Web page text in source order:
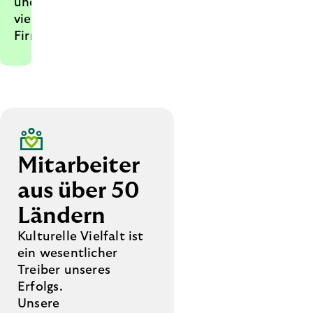
und
vielfältige
Firmenkultur.
Mitarbeiter
aus über 50
Ländern
Kulturelle Vielfalt ist
ein wesentlicher
Treiber unseres
Erfolgs.
Unsere